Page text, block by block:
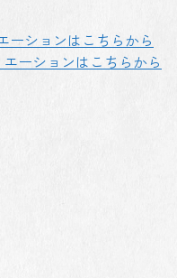
ーションはこちらから
ーションはこちらから